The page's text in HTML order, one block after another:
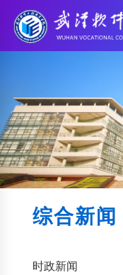
综合新闻
时政新闻